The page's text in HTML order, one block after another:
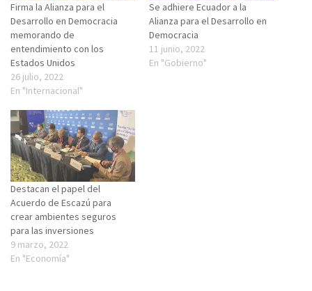
Firma la Alianza para el
Desarrollo en Democracia
memorando de
entendimiento con los
Estados Unidos
26 julio, 2022
En "Internacional"
Se adhiere Ecuador a la
Alianza para el Desarrollo en
Democracia
11 junio, 2022
En "Gobierno"
Destacan el papel del
Acuerdo de Escazú para
crear ambientes seguros
para las inversiones
9 marzo, 2022
En "Economía"